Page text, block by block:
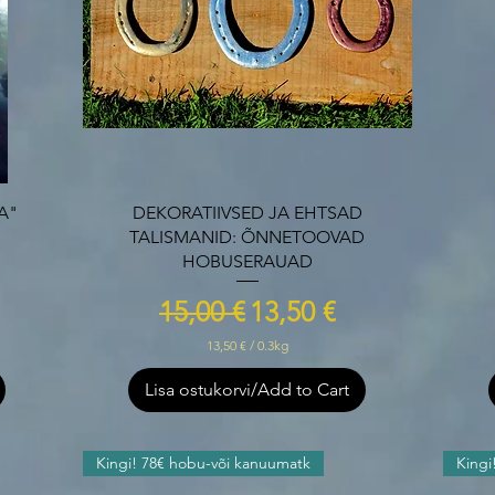
Quick View
DEKORATIIVSED JA EHTSAD
TALISMANID: ÕNNETOOVAD
HOBUSERAUAD
Regular Price
15,00 € Sale Price
13,50 €
13,50 € / 0.3kg
3
,
5
€
Lisa ostukorvi/Add to Cart
Kingi! 78€ hobu-või kanuumatk